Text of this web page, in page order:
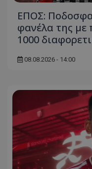
ΕΠΟΣ:
φανέλα της με
1000
08.08.2026 - 14:00